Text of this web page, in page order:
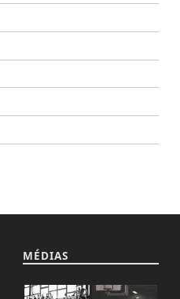
MÉDIAS